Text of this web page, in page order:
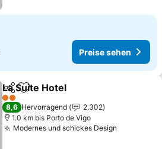
Preise sehen
TeilenZu Favoriten hinzufügen
La Suite Hotel
2 Sterne
8,6 Hervorragend
2.302
1.0 km bis Porto de Vigo
Modernes und schickes Design